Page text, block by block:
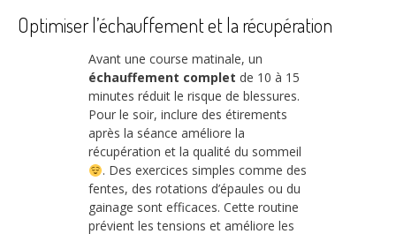
Optimiser l’échauffement et la récupération
Avant une course matinale, un
échauffement complet de 10 à 15
minutes réduit le risque de blessures.
Pour le soir, inclure des étirements
après la séance améliore la
récupération et la qualité du sommeil
. Des exercices simples comme des
fentes, des rotations d’épaules ou du
gainage sont efficaces. Cette routine
prévient les tensions et améliore les